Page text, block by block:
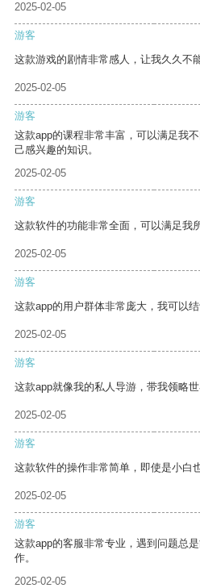
2025-02-05
游客
这款游戏的剧情非常感人，让我久久不
2025-02-05
游客
这款app的课程非常丰富，可以满足我
己感兴趣的知识。
2025-02-05
游客
这款软件的功能非常全面，可以满足我
2025-02-05
游客
这款app的用户群体非常庞大，我可以
2025-02-05
游客
这款app就像我的私人导游，带我领略世
2025-02-05
游客
这款软件的操作非常简单，即使是小白
2025-02-05
游客
这款app的客服非常专业，遇到问题总
作。
2025-02-05